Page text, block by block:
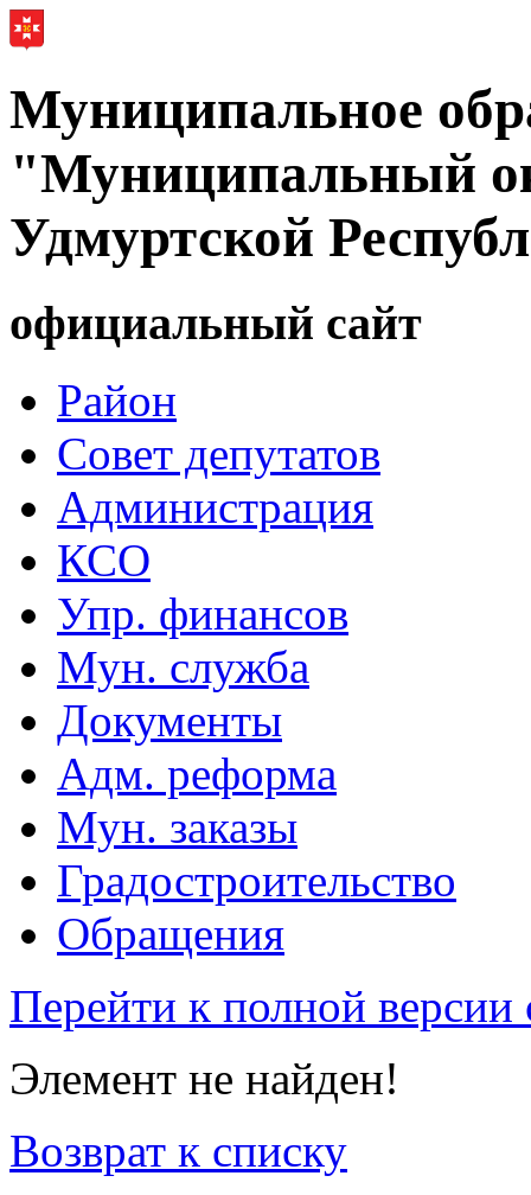
Муниципальное
"Муниципальный
Удмуртской
официальный сайт
Район
Совет депутатов
Администрация
КСО
Упр. финансов
Мун. служба
Документы
Адм. реформа
Мун. заказы
Градостроительство
Обращения
Перейти к полной версии
Элемент не найден!
Возврат к списку